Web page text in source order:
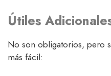
Útiles
No son obligatorios, pero
más fácil: